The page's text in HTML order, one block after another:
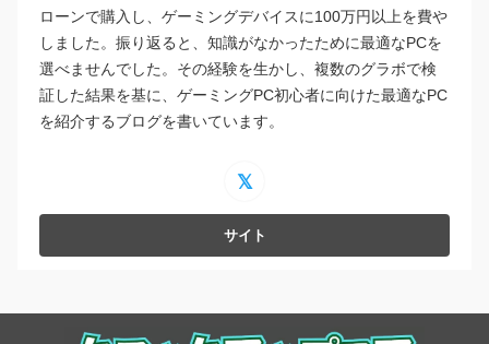
ローンで購入し、ゲーミングデバイスに100万円以上を費や
しました。振り返ると、知識がなかったために最適なPCを
選べませんでした。その経験を生かし、複数のグラボで検
証した結果を基に、ゲーミングPC初心者に向けた最適なPC
を紹介するブログを書いています。